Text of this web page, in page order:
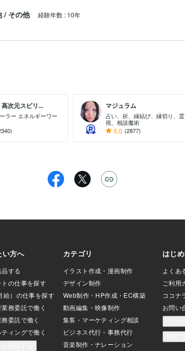
/ その他 経験年数 : 10年
次元スピリ...
ラー エネルギーワー
マジュラム
占い、祈、縁結び、縁切り、霊
視、相談魔術
5.0 (2877)